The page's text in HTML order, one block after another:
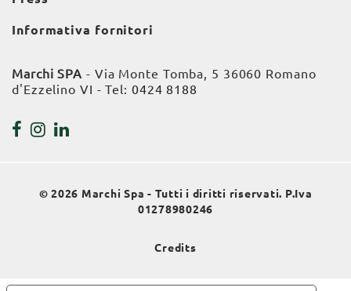
Informativa fornitori
Marchi SPA - Via Monte Tomba, 5 36060 Romano
d'Ezzelino VI - Tel: 0424 8188
© 2026 Marchi Spa - Tutti i diritti riservati. P.Iva
01278980246
Credits